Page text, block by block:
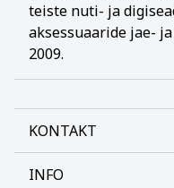
teiste nuti- ja
aksessuaaride jae-
2009.
KONTAKT
Sanlab OÜ
INFO